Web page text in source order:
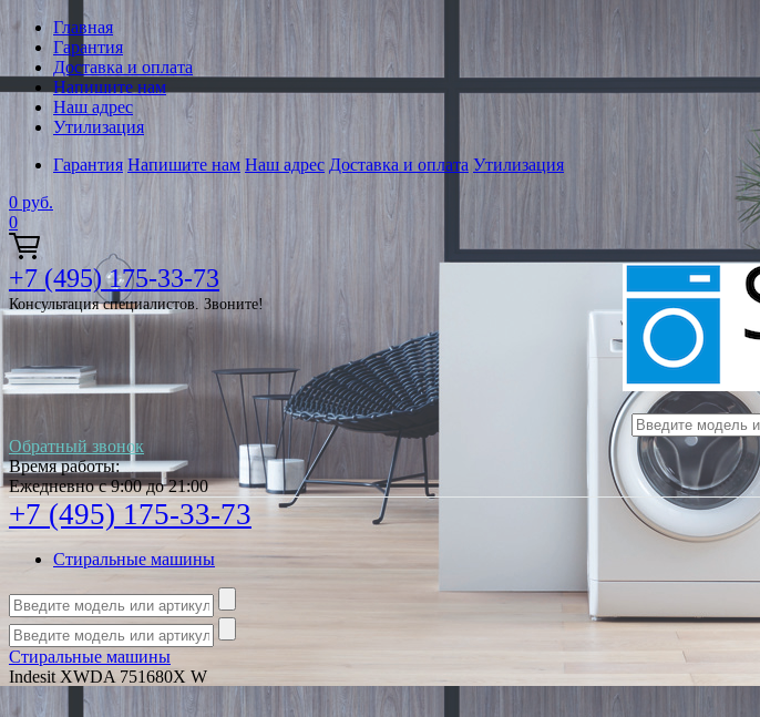
Главная
Гарантия
Доставка и оплата
Напишите нам
Наш адрес
Утилизация
Гарантия Напишите нам Наш адрес Доставка и оплата Утилизация
0 руб.
0
+7 (495) 175-33-73
Консультация специалистов. Звоните!
Обратный звонок
Время работы:
Ежедневно с 9:00 до 21:00
+7 (495) 175-33-73
Стиральные машины
Стиральные машины
Indesit XWDA 751680X W